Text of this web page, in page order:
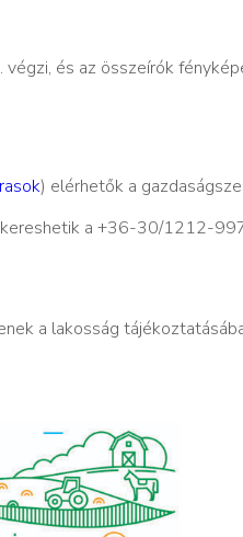
és az összeírók
) elérhetők a
a +36-30/1212-
a lakosság